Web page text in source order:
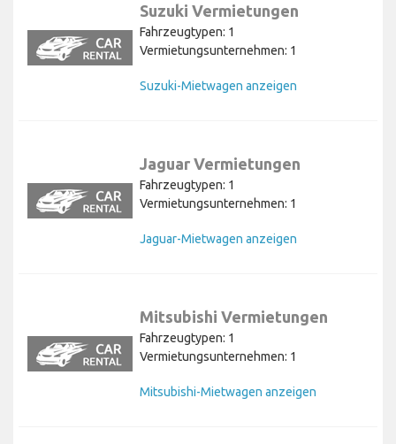
Suzuki Vermietungen
Fahrzeugtypen: 1
Vermietungsunternehmen: 1
Suzuki-Mietwagen anzeigen
Jaguar Vermietungen
Fahrzeugtypen: 1
Vermietungsunternehmen: 1
Jaguar-Mietwagen anzeigen
Mitsubishi Vermietungen
Fahrzeugtypen: 1
Vermietungsunternehmen: 1
Mitsubishi-Mietwagen anzeigen